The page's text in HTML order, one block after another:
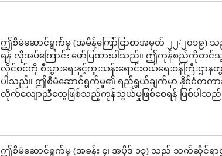
ဤစီမံဆောင်ရွက်မှု (အမိန့်ကြော်ငြာစာအမှတ် ၂၂/၂၀၁၉)
ရန် လိုအပ်ကြောင်း ဖော်ပြထားပါသည်။ ဤကုန်စည်ကို
လိုင်စင်ကို စီးပွားရေးနှင့်ကူးသန်းရောင်းဝယ်ရေးဝန်ကြီးဌာ
ပါသည်။ ဤစီမံဆောင်ရွက်မှု၏ ရည်ရွယ်ချက်မှာ နိုင်ငံတကာ
လိုက်လျောညီထွေဖြစ်သည့်ကုန်သွယ်မှုဖြစ်စေရန် ဖြစ်ပါသည်
ဤစီမံဆောင်ရွက်မှု (အခန်း ၄၊ အပိုဒ် ၁၃) သည် သက်ဆိုင်ရ